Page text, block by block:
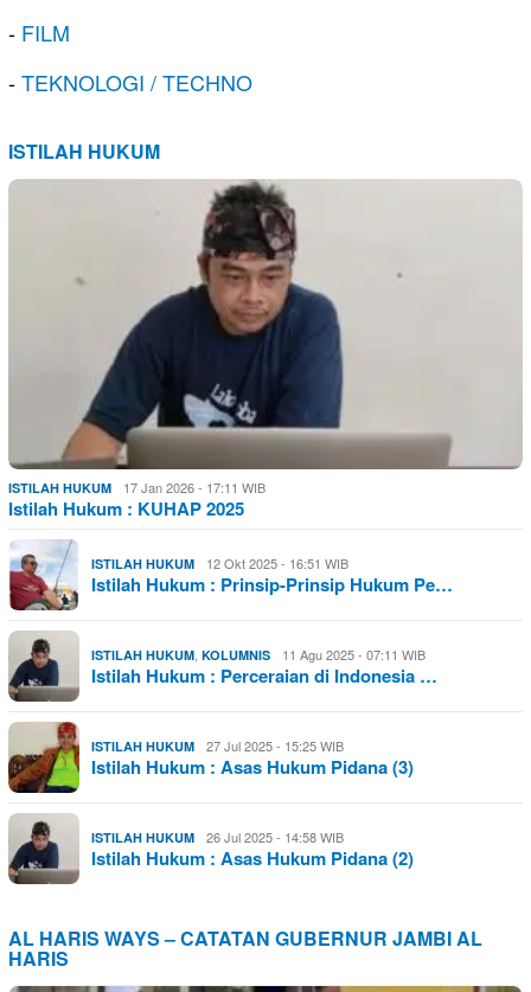
- FILM
-TEKNOLOGI / TECHNO
ISTILAH HUKUM
ISTILAH HUKUM 17 Jan 2026 - 17:11 WIB
Istilah Hukum : KUHAP 2025
ISTILAH HUKUM 12 Okt 2025 - 16:51 WIB
Istilah Hukum : Prinsip-Prinsip Hukum Pe…
ISTILAH HUKUM, KOLUMNIS 11 Agu 2025 - 07:11 WIB
Istilah Hukum : Perceraian di Indonesia …
ISTILAH HUKUM 27 Jul 2025 - 15:25 WIB
Istilah Hukum : Asas Hukum Pidana (3)
ISTILAH HUKUM 26 Jul 2025 - 14:58 WIB
Istilah Hukum : Asas Hukum Pidana (2)
AL HARIS WAYS – CATATAN GUBERNUR JAMBI AL
HARIS